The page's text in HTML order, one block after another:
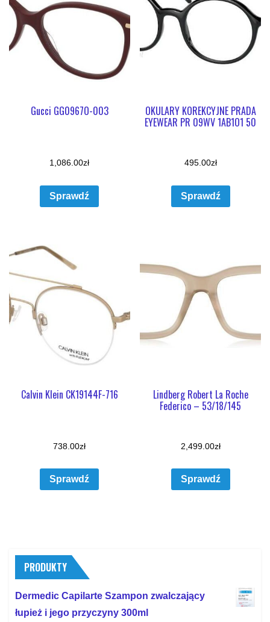
Gucci GG0967O-003
1,086.00zł
Sprawdź
OKULARY KOREKCYJNE PRADA
EYEWEAR PR 09WV 1AB1O1 50
495.00zł
Sprawdź
Calvin Klein CK19144F-716
738.00zł
Sprawdź
Lindberg Robert La Roche
Federico – 53/18/145
2,499.00zł
Sprawdź
PRODUKTY
Dermedic Capilarte Szampon zwalczający
łupież i jego przyczyny 300ml